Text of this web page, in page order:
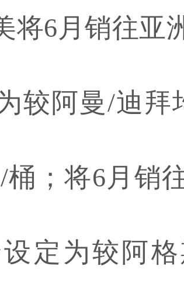
将6月销往亚
较阿曼/迪拜
；将6月销
定为较阿